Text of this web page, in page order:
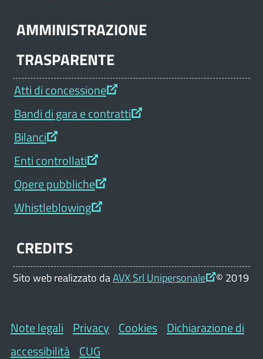
AMMINISTRAZIONE
TRASPARENTE
Atti di concessione
Bandi di gara e contratti
Bilanci
Enti controllati
Opere pubbliche
Whistleblowing
CREDITS
Sito web realizzato daAVX Srl Unipersonale © 2019
Note legali Privacy Cookies Dichiarazione di
accessibilità CUG